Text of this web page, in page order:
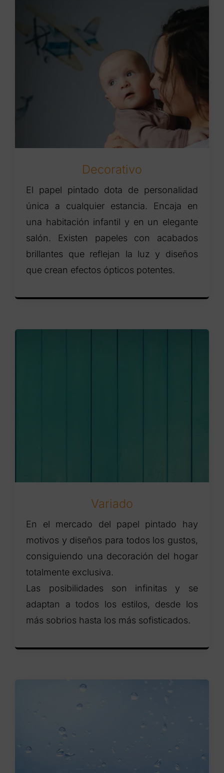
Decorativo
El papel pintado dota de personalidad
única a cualquier estancia. Encaja en
una habitación infantil y en un elegante
salón. Existen papeles con acabados
brillantes que reflejan la luz y diseños
que crean efectos ópticos potentes.
Variado
En el mercado del papel pintado hay
motivos y diseños para todos los gustos,
consiguiendo una decoración del hogar
totalmente exclusiva.
Las posibilidades son infinitas y se
adaptan a todos los estilos, desde los
más sobrios hasta los más sofisticados.